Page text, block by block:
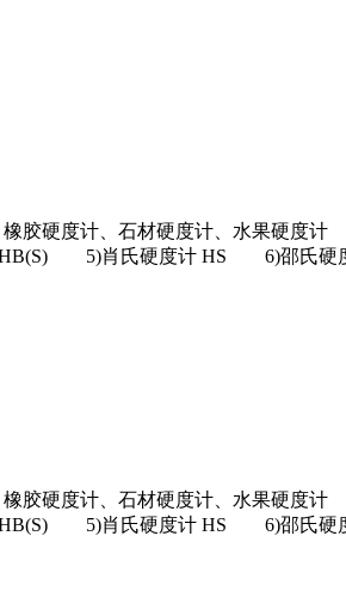
度计、石材硬度计、水果硬度
5)肖氏硬度计 HS 6)邵氏硬
度计、石材硬度计、水果硬度
5)肖氏硬度计 HS 6)邵氏硬